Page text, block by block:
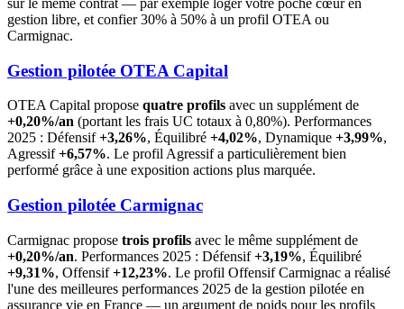
gestion libre, et confier 30% à 50% à un profil OTEA ou
Carmignac.
Gestion pilotée OTEA Capital
OTEA Capital propose quatre profils avec un supplément de
+0,20%/an (portant les frais UC totaux à 0,80%). Performances
2025 : Défensif+3,26%, Équilibré +4,02%, Dynamique +3,99%,
Agressif+6,57%. Le profil Agressif a particulièrement bien
performé grâce à une exposition actions plus marquée.
Gestion pilotée Carmignac
Carmignac propose trois profils avec le même supplément de
+0,20%/an. Performances 2025 : Défensif+3,19%, Équilibré
+9,31%, Offensif+12,23%. Le profil Offensif Carmignac a réalisé
l'une des meilleures performances 2025 de la gestion pilotée en
assurance vie en France — un argument de poids pour les profils